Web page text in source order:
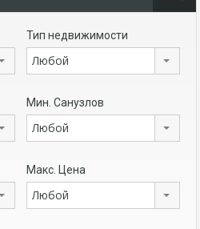
Тип недвижимости
Любой
Мин. Санузлов
Любой
Макс. Цена
Любой